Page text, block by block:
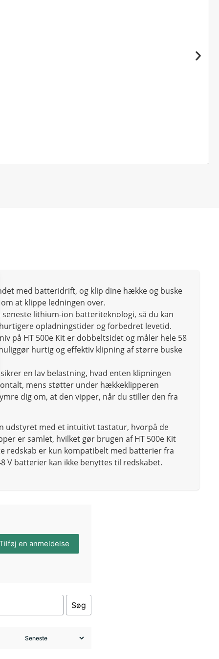
med batteridrift, og klip dine hække og buske
at klippe ledningen over.
seneste lithium-ion batteriteknologi, så du kan
opladningstider og forbedret levetid.
på HT 500e Kit er dobbeltsidet og måler hele 58
hurtig og effektiv klipning af større buske
sikrer en lav belastning, hvad enten klipningen
mens støtter under hækkeklipperen
dig om, at den vipper, når du stiller den fra
udstyret med et intuitivt tastatur, hvorpå de
er samlet, hvilket gør brugen af HT 500e Kit
redskab er kun kompatibelt med batterier fra
V batterier kan ikke benyttes til redskabet.
en anmeldelse
Søg